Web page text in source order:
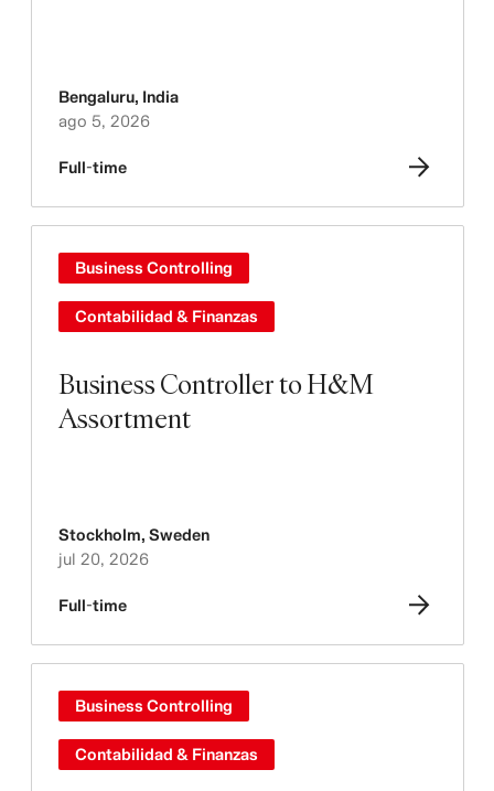
Bengaluru, India
ago 5, 2026
Full-time
Business Controller to H&M
Assortment
Business Controlling
Contabilidad & Finanzas
Stockholm, Sweden
jul 20, 2026
Full-time
Business Controlling
Contabilidad & Finanzas